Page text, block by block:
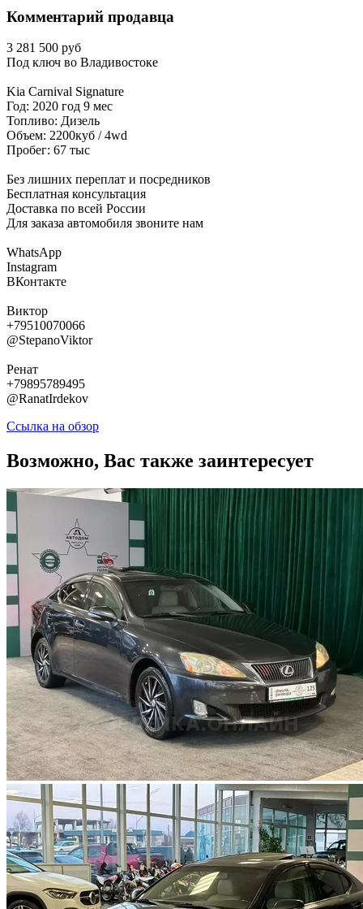
Комментарий продавца
3 281 500 руб
Под ключ во Владивостоке
Kia Carnival Signature
Год: 2020 год 9 мес
Топливо: Дизель
Объем: 2200куб / 4wd
Пробег: 67 тыс
Без лишних переплат и посредников
Бесплатная консультация
Доставка по всей России
Для заказа автомобиля звоните нам
WhatsApp
Instagram
ВКонтакте
Виктор
+79510070066
@StepanoViktor
Ренат
+79895789495
@RanatIrdekov
Ссылка на обзор
Возможно, Вас также заинтересует